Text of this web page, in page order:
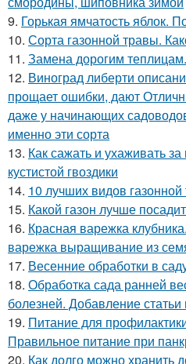
9. Горькая ямчатость яблок.
10. Сорта газонной травы.
11. Замена дорогим
12. Виноград либерти
прощает ошибки, дают
даже у начинающих
именно эти сорта
13. Как сажать и ухаживать
кустистой гвоздики
14. 10 лучших видов
15. Какой газон лучше
16. Красная варежка
варежка выращивание из
17. Весенние обработки в
18. Обработка сада ранней
болезней. Добавление
19. Питание для
Правильное питание при
20. Как долго можно хранить